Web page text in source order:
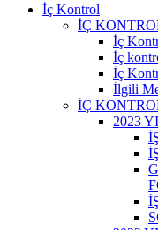
İç Kontrol
İÇ
İç
İç
İç
İlgili
İÇ
2023